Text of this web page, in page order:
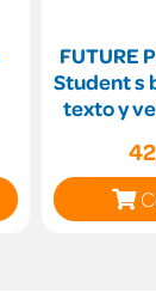
FUTURE
Student s
texto y